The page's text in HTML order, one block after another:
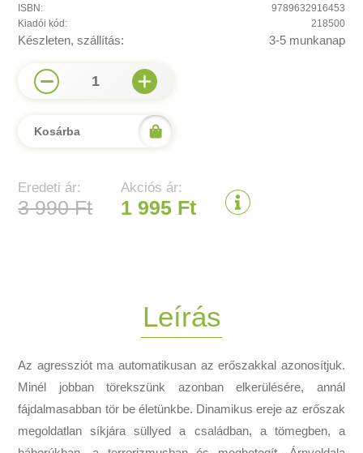
ISBN:
9789632916453
Kiadói kód:
218500
Készleten, szállítás: 3-5 munkanap
1
Kosárba
Eredeti ár:
3 990 Ft
Akciós ár:
1 995 Ft
Leírás
Az agressziót ma automatikusan az erőszakkal azonosítjuk.
Minél jobban törekszünk azonban elkerülésére, annál
fájdalmasabban tör be életünkbe. Dinamikus ereje az erőszak
megoldatlan síkjára süllyed a családban, a tömegben, a